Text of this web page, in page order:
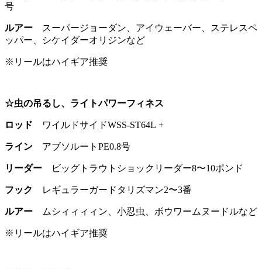
号
ルアー スーパージョーダン、アイウェーバー、ステレスペ
ッパー、シケイダーオリジンなど
※リールはハイギア推奨
☆虫の吊るし、ライトパワーフィネス
ロッド ワイルドサイドWSS-ST64L +
ライン アブソルートPE0.8号
リーダー ビッグトラウトショックリーダー8〜10ポンド
フック レギュラーガードタリズマン2〜3番
ルアー ムシィィィィン、小忍虫、ボウワームヌードルなど
※リールはハイギア推奨